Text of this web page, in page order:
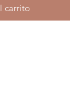
carrito